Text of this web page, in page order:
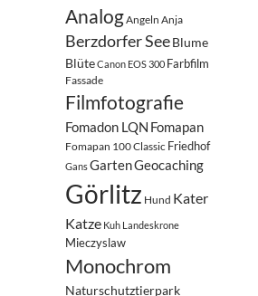
AnalogAngeln Anja
Berzdorfer SeeBlume
BlüteCanon EOS 300 Farbfilm
Fassade
Filmfotografie
Fomadon LQN Fomapan
Fomapan 100 Classic Friedhof
GansGartenGeocaching
Görlitz Hund Kater
Katze Kuh Landeskrone
Mieczyslaw
Monochrom
Naturschutztierpark